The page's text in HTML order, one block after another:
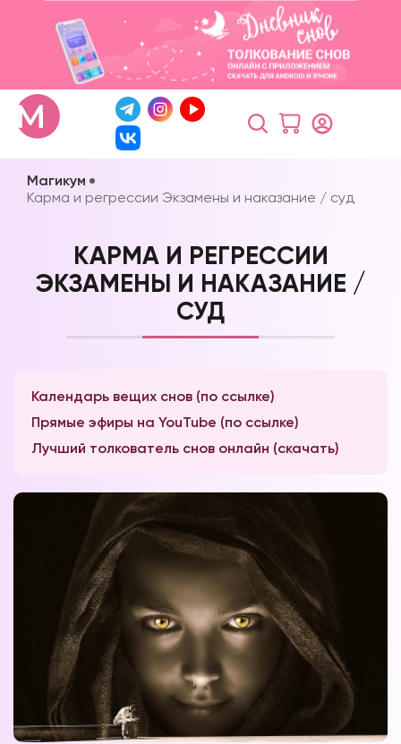
Магикум
Карма и регрессии Экзамены и наказание / суд
КАРМА И РЕГРЕССИИ
ЭКЗАМЕНЫ И НАКАЗАНИЕ /
СУД
Календарь вещих снов (по ссылке)
Прямые эфиры на YouTube (по ссылке)
Лучший толкователь снов онлайн (скачать)